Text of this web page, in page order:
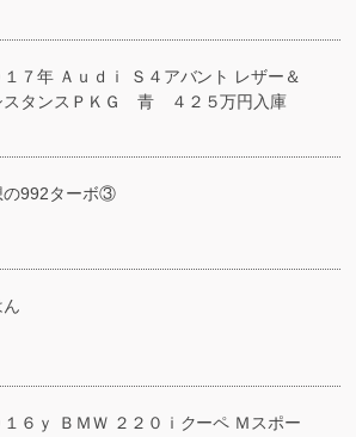
１７年 Ａｕｄｉ Ｓ４アバント レザー＆
スタンスＰＫＧ 青 ４２５万円入庫
の992ターボ③
ん
１６ｙ ＢＭＷ ２２０ｉクーペ Ｍスポー